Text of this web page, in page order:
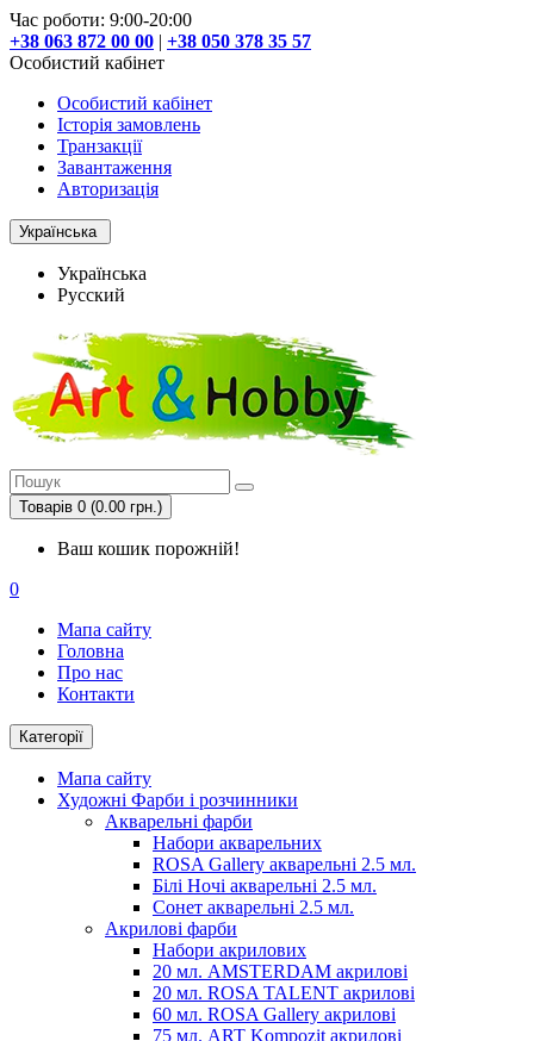
Час роботи: 9:00-20:00
+38 063 872 00 00 | +38 050 378 35 57
Особистий кабінет
Особистий кабінет
Історія замовлень
Транзакції
Завантаження
Авторизація
Українська
Українська
Русский
Товарів 0 (0.00 грн.)
Ваш кошик порожній!
0
Мапа сайту
Головна
Про нас
Контакти
Категорії
Мапа сайту
Художні Фарби і розчинники
Акварельні фарби
Набори акварельних
ROSA Gallery акварельні 2.5 мл.
Білі Ночі акварельні 2.5 мл.
Сонет акварельні 2.5 мл.
Акрилові фарби
Набори акрилових
20 мл. AMSTERDAM акрилові
20 мл. ROSA TALENT акрилові
60 мл. ROSA Gallery акрилові
75 мл. ART Kompozit акрилові